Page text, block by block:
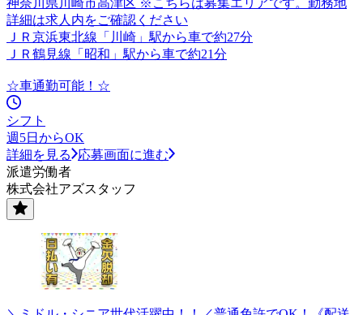
詳細は求人内をご確認ください
ＪＲ京浜東北線「川崎」駅から車で約27分
ＪＲ鶴見線「昭和」駅から車で約21分
☆車通勤可能！☆
シフト
週5日からOK
詳細を見る
応募画面に進む
派遣労働者
株式会社アズスタッフ